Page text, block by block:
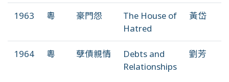
1963 粵 豪門怨
The House of
Hatred
黃岱
1964 粵 孽債親情
Debts and
Relationships
劉芳